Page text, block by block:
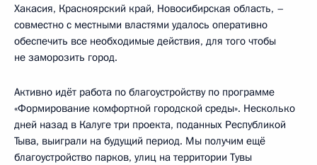
Хакасия, Красноярский край, Новосибирская область, –
совместно с местными властями удалось оперативно
обеспечить все необходимые действия, для того чтобы
не заморозить город.
Активно идёт работа по благоустройству по программе
«Формирование комфортной городской среды». Несколько
дней назад в Калуге три проекта, поданных Республикой
Тыва, выиграли на будущий период. Мы получим ещё
благоустройство парков, улиц на территории Тувы